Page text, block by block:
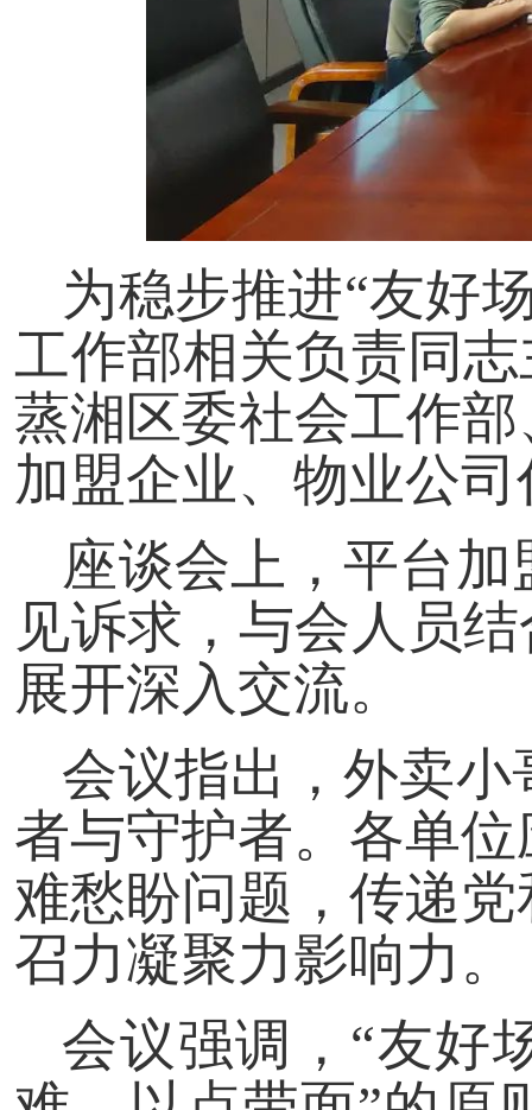
为稳步推进“友好
工作部相关负责同
蒸湘区委社会工作
加盟企业、物业公
座谈会上，平台
见诉求，与会人员
展开深入交流。
会议指出，外卖
者与守护者。各单
难愁盼问题，传递
召力凝聚力影响力。
会议强调，“友好